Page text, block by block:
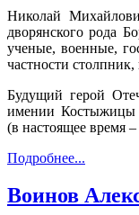
Николай
дворянского рода
ученые, военные,
частности
Будущий герой
имении Костыжицы
(в настоящее время
Подробнее...
Воинов